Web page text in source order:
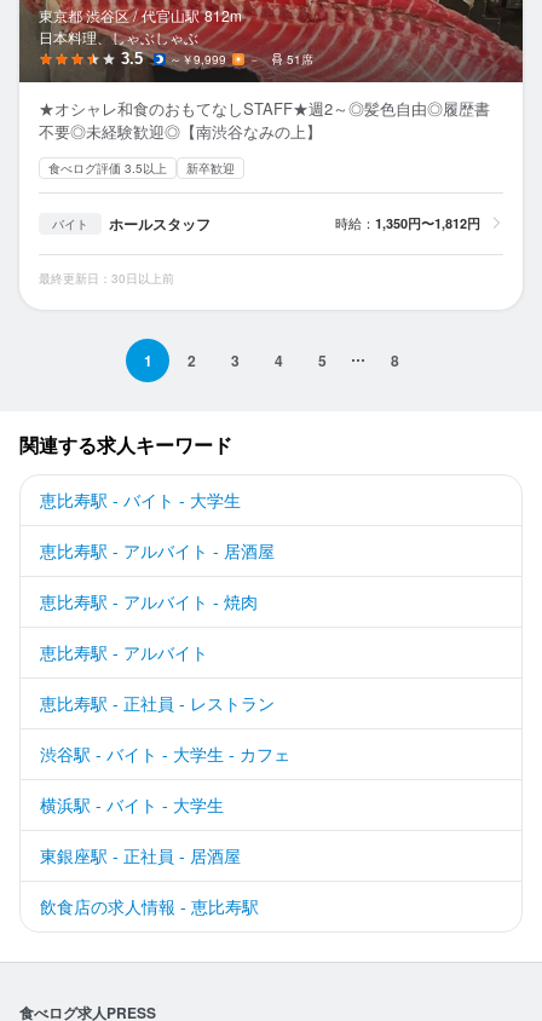
東京都 渋谷区 / 代官山駅 812m
日本料理、しゃぶしゃぶ
3.5 ～￥9,999 － 51席
★オシャレ和食のおもてなしSTAFF★週2～◎髪色自由◎履歴書
不要◎未経験歓迎◎【南渋谷なみの上】
食べログ評価 3.5以上 新卒歓迎
バイト ホールスタッフ 時給： 1,350円〜1,812円
最終更新日：30日以上前
1 2 3 4 5 8
関連する求人キーワード
恵比寿駅 - バイト - 大学生
恵比寿駅 - アルバイト - 居酒屋
恵比寿駅 - アルバイト - 焼肉
恵比寿駅 - アルバイト
恵比寿駅 - 正社員 - レストラン
渋谷駅 - バイト - 大学生 - カフェ
横浜駅 - バイト - 大学生
東銀座駅 - 正社員 - 居酒屋
飲食店の求人情報 - 恵比寿駅
食べログ求人PRESS